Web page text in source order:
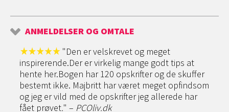
ANMELDELSER OG OMTALE
"Den er velskrevet og meget
inspirerende.Der er virkelig mange godt tips at
hente her.Bogen har 120 opskrifter og de skuffer
bestemt ikke. Majbritt har været meget opfindsom
og jeg er vild med de opskrifter jeg allerede har
fået prøvet." – PCOliv.dk